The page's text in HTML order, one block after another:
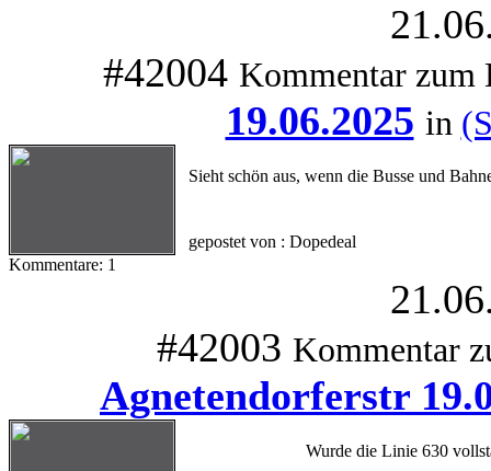
#42004 Kommentar zum
19.06.2025 in
Kommentare: 1
Sieht schön aus, wenn die Busse und
gepostet von : Dopedeal
#42003 Kommentar
Agnetendorferstr
Wurde die Linie 630